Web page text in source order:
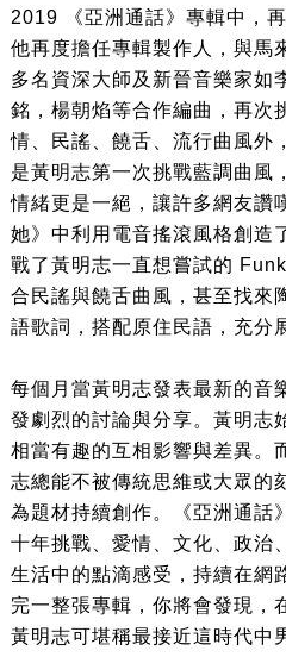
2019 《亞洲通話》專輯中，
他再度擔任專輯製作人，與馬
多名資深大師及新晉音樂家如
銘，楊朝焰等合作編曲，再次
情、民謠、饒舌、流行曲風外
是黃明志第一次挑戰藍調曲風
情緒更是一絕，讓許多網友讚
她》中利用電音搖滾風格創造
戰了黃明志一直想嘗試的
合民謠與饒舌曲風，甚至找來
語歌詞，搭配原住民語，充分
每個月當黃明志發表最新的音
發劇烈的討論與分享。黃明志
相當有趣的互相影響與差異。
志總能不被傳統思維或大眾的
為題材持續創作。《亞洲通話
十年挑戰、愛情、文化、政治
生活中的點滴感受，持續在網
完一整張專輯，你將會發現，
黃明志可堪稱最接近這時代中